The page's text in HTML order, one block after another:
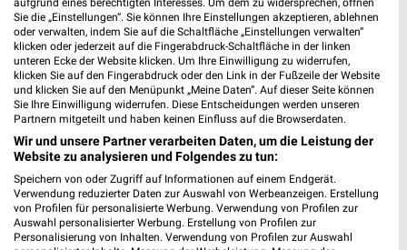
4 km
Spezial-Prospekt der Marken
Gültig bis Fr. 21.08.
4 km
Angebote ab 08.08.
Gültig bis Fr. 14.08.
XXXLutz XXXLutz
aufgrund eines berechtigten Interesses. Um dem zu widersprechen, öffnen
Sie die „Einstellungen“. Sie können Ihre Einstellungen akzeptieren, ablehnen
oder verwalten, indem Sie auf die Schaltfläche „Einstellungen verwalten“
klicken oder jederzeit auf die Fingerabdruck-Schaltfläche in der linken
unteren Ecke der Website klicken. Um Ihre Einwilligung zu widerrufen,
klicken Sie auf den Fingerabdruck oder den Link in der Fußzeile der Website
und klicken Sie auf den Menüpunkt „Meine Daten“. Auf dieser Seite können
Sie Ihre Einwilligung widerrufen. Diese Entscheidungen werden unseren
Partnern mitgeteilt und haben keinen Einfluss auf die Browserdaten.
Wir und unsere Partner verarbeiten Daten, um die Leistung der
Website zu analysieren und Folgendes zu tun:
Speichern von oder Zugriff auf Informationen auf einem Endgerät.
Verwendung reduzierter Daten zur Auswahl von Werbeanzeigen. Erstellung
von Profilen für personalisierte Werbung. Verwendung von Profilen zur
Auswahl personalisierter Werbung. Erstellung von Profilen zur
Personalisierung von Inhalten. Verwendung von Profilen zur Auswahl